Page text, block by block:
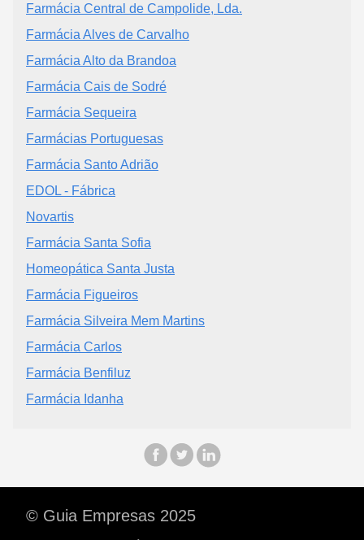
Farmácia Central de Campolide, Lda.
Farmácia Alves de Carvalho
Farmácia Alto da Brandoa
Farmácia Cais de Sodré
Farmácia Sequeira
Farmácias Portuguesas
Farmácia Santo Adrião
EDOL - Fábrica
Novartis
Farmácia Santa Sofia
Homeopática Santa Justa
Farmácia Figueiros
Farmácia Silveira Mem Martins
Farmácia Carlos
Farmácia Benfiluz
Farmácia Idanha
© Guia Empresas 2025